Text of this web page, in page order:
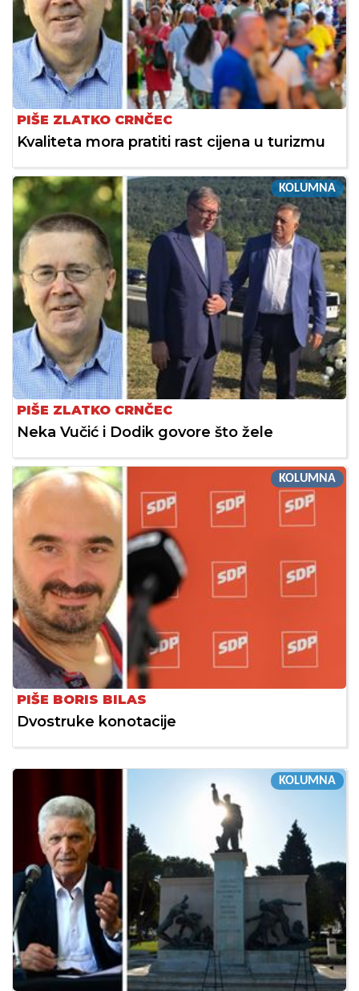
PIŠE ZLATKO CRNČEC
Kvaliteta mora pratiti rast cijena u turizmu
KOLUMNA
PIŠE ZLATKO CRNČEC
Neka Vučić i Dodik govore što žele
KOLUMNA
PIŠE BORIS BILAS
Dvostruke konotacije
KOLUMNA